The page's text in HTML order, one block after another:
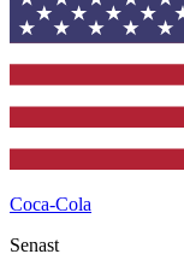
Coca-Cola
Senast